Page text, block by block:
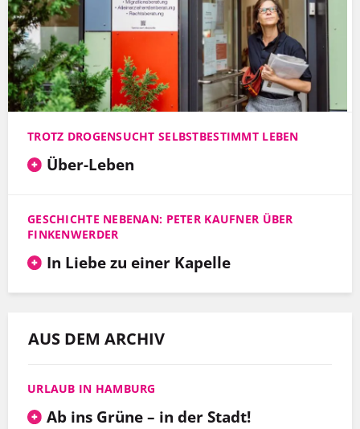
TROTZ DROGENSUCHT SELBSTBESTIMMT LEBEN
Über-Leben
GESCHICHTE NEBENAN: PETER KAUFNER ÜBER
FINKENWERDER
In Liebe zu einer Kapelle
AUS DEM ARCHIV
URLAUB IN HAMBURG
Ab ins Grüne – in der Stadt!